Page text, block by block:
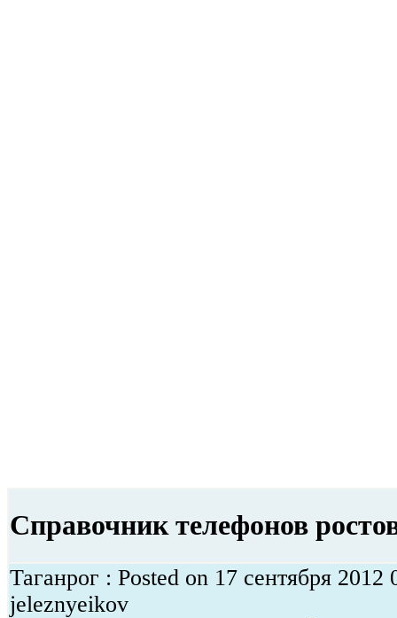
Справочник телефонов
Таганрог : Posted on 17 сентября 2012
jeleznyeikov